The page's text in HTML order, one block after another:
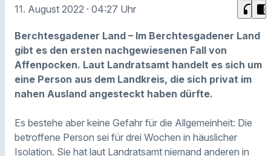
11. August 2022 · 04:27 Uhr headphones chrome_reader_mode
Berchtesgadener Land – Im Berchtesgadener Land
gibt es den ersten nachgewiesenen Fall von
Affenpocken. Laut Landratsamt handelt es sich um
eine Person aus dem Landkreis, die sich privat im
nahen Ausland angesteckt haben dürfte.
Es bestehe aber keine Gefahr für die Allgemeinheit: Die
betroffene Person sei für drei Wochen in häuslicher
Isolation. Sie hat laut Landratsamt niemand anderen in